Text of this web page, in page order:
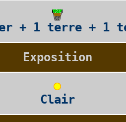
+ 1 terre + 1
Exposition
Clair